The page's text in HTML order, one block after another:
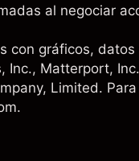
al negociar
con gráficos,
Inc., Matterport,
Limited.